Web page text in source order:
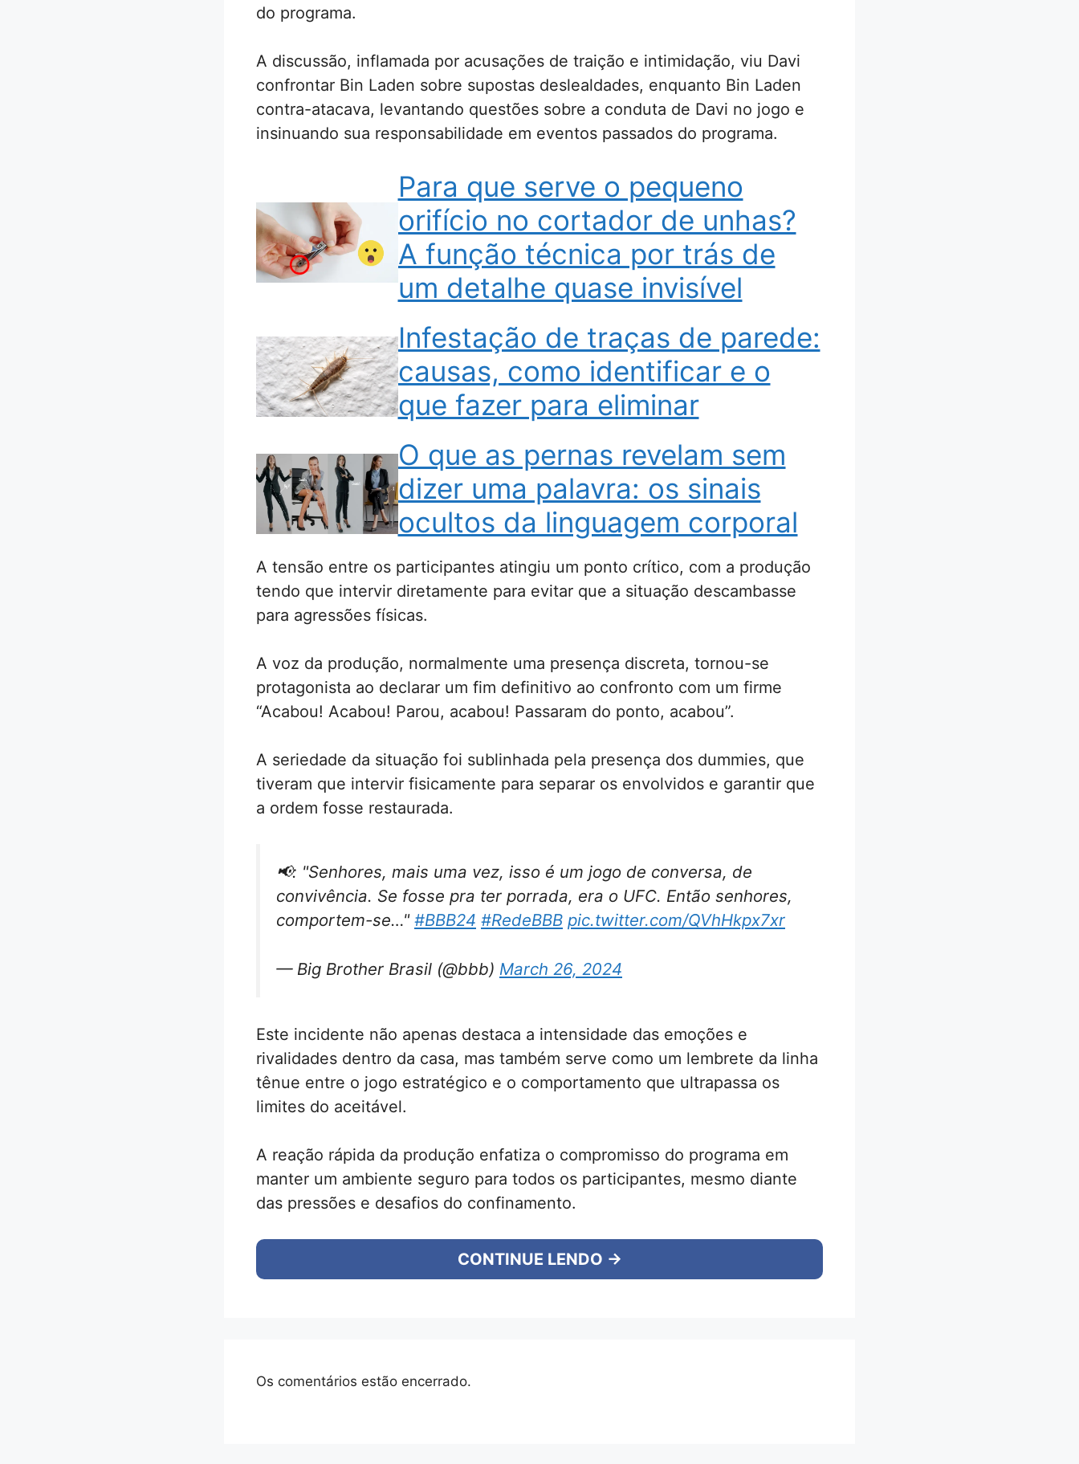
do programa.
A discussão, inflamada por acusações de traição e intimidação, viu Davi
confrontar Bin Laden sobre supostas deslealdades, enquanto Bin Laden
contra-atacava, levantando questões sobre a conduta de Davi no jogo e
insinuando sua responsabilidade em eventos passados do programa.
Para que serve o pequeno
orifício no cortador de unhas?
A função técnica por trás de
um detalhe quase invisível
Infestação de traças de parede:
causas, como identificar e o
que fazer para eliminar
O que as pernas revelam sem
dizer uma palavra: os sinais
ocultos da linguagem corporal
A tensão entre os participantes atingiu um ponto crítico, com a produção
tendo que intervir diretamente para evitar que a situação descambasse
para agressões físicas.
A voz da produção, normalmente uma presença discreta, tornou-se
protagonista ao declarar um fim definitivo ao confronto com um firme
“Acabou! Acabou! Parou, acabou! Passaram do ponto, acabou”.
A seriedade da situação foi sublinhada pela presença dos dummies, que
tiveram que intervir fisicamente para separar os envolvidos e garantir que
a ordem fosse restaurada.
📢: "Senhores, mais uma vez, isso é um jogo de conversa, de
convivência. Se fosse pra ter porrada, era o UFC. Então senhores,
comportem-se…" #BBB24 #RedeBBB pic.twitter.com/QVhHkpx7xr
— Big Brother Brasil (@bbb) March 26, 2024
Este incidente não apenas destaca a intensidade das emoções e
rivalidades dentro da casa, mas também serve como um lembrete da linha
tênue entre o jogo estratégico e o comportamento que ultrapassa os
limites do aceitável.
A reação rápida da produção enfatiza o compromisso do programa em
manter um ambiente seguro para todos os participantes, mesmo diante
das pressões e desafios do confinamento.
CONTINUE LENDO →
Os comentários estão encerrado.